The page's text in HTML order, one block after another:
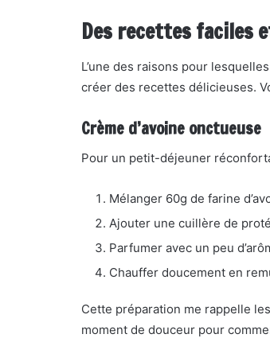
Des recettes faciles
L’une des raisons pour
créer des recettes délicieuses.
Crème d’avoine onctueuse
Pour un petit-déjeuner
Mélanger 60g de farine
Ajouter une cuillère de
Parfumer avec un peu
Chauffer doucement en
Cette préparation me rappelle
moment de douceur pour